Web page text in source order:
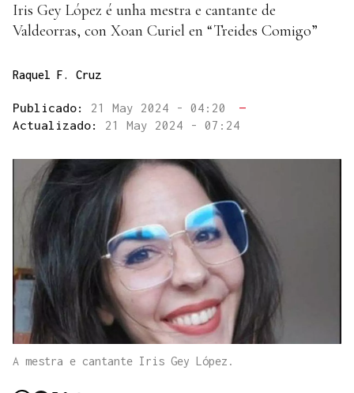
Iris Gey López é unha mestra e cantante de
Valdeorras, con Xoan Curiel en “Treides Comigo”
Raquel F. Cruz
Publicado: 21 May 2024 - 04:20
—
Actualizado: 21 May 2024 - 07:24
A mestra e cantante Iris Gey López.